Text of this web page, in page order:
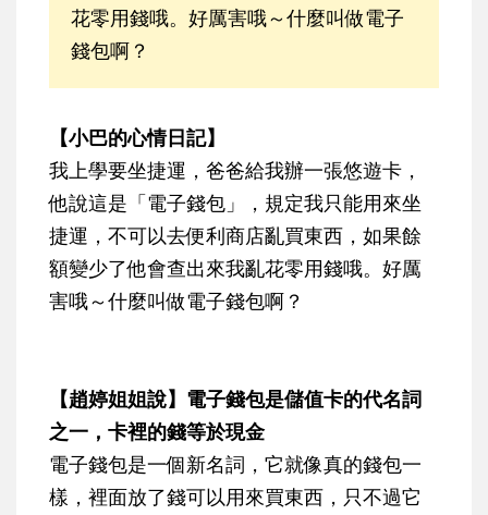
花零用錢哦。好厲害哦～什麼叫做電子
錢包啊？
【小巴的心情日記】
我上學要坐捷運，爸爸給我辦一張悠遊卡，
他說這是「電子錢包」，規定我只能用來坐
捷運，不可以去便利商店亂買東西，如果餘
額變少了他會查出來我亂花零用錢哦。好厲
害哦～什麼叫做電子錢包啊？
【趙婷姐姐說】電子錢包是儲值卡的代名詞
之一，卡裡的錢等於現金
電子錢包是一個新名詞，它就像真的錢包一
樣，裡面放了錢可以用來買東西，只不過它